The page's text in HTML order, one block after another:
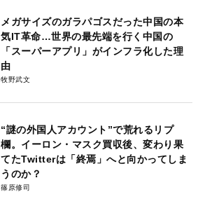
メガサイズのガラパゴスだった中国の本
気IT革命…世界の最先端を行く中国の
「スーパーアプリ」がインフラ化した理
由
牧野武文
“謎の外国人アカウント”で荒れるリプ
欄。イーロン・マスク買収後、変わり果
てたTwitterは「終焉」へと向かってしま
うのか？
篠原修司